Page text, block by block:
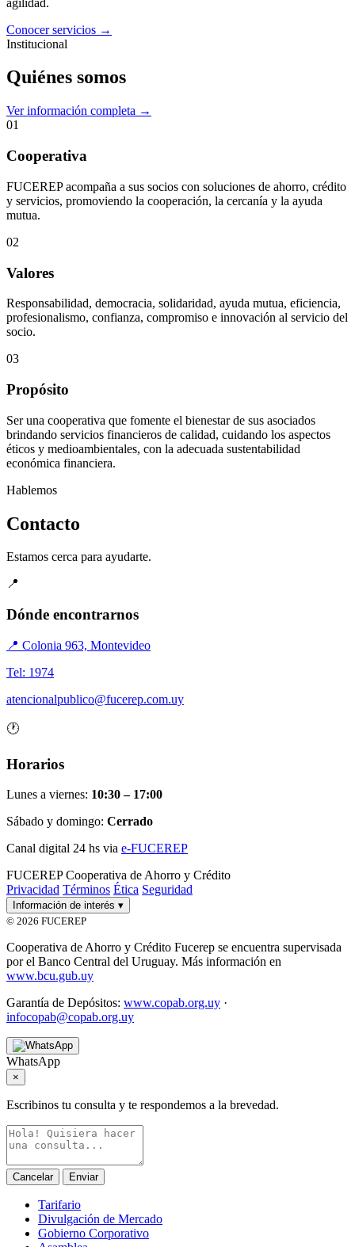
Conocer servicios →
Institucional
Quiénes somos
Ver información completa →
01
Cooperativa
FUCEREP acompaña a sus socios con soluciones de ahorro, crédito
y servicios, promoviendo la cooperación, la cercanía y la ayuda
mutua.
02
Valores
Responsabilidad, democracia, solidaridad, ayuda mutua, eficiencia,
profesionalismo, confianza, compromiso e innovación al servicio del
socio.
03
Propósito
Ser una cooperativa que fomente el bienestar de sus asociados
brindando servicios financieros de calidad, cuidando los aspectos
éticos y medioambientales, con la adecuada sustentabilidad
económica financiera.
Hablemos
Contacto
Estamos cerca para ayudarte.
📍
Dónde encontrarnos
📍 Colonia 963, Montevideo
Tel: 1974
atencionalpublico@fucerep.com.uy
🕐
Horarios
Lunes a viernes: 10:30 – 17:00
Sábado y domingo: Cerrado
Canal digital 24 hs via e-FUCEREP
FUCEREP Cooperativa de Ahorro y Crédito
Privacidad Términos Ética Seguridad
Información de interés ▾
© 2026 FUCEREP
Cooperativa de Ahorro y Crédito Fucerep se encuentra supervisada
por el Banco Central del Uruguay. Más información en
www.bcu.gub.uy
Garantía de Depósitos: www.copab.org.uy ·
infocopab@copab.org.uy
WhatsApp
×
Escribinos tu consulta y te respondemos a la brevedad.
Cancelar Enviar
Tarifario
Divulgación de Mercado
Gobierno Corporativo